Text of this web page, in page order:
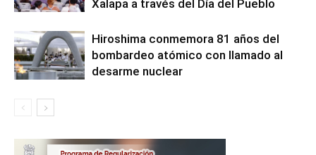
Xalapa a través del Día del Pueblo
Hiroshima conmemora 81 años del
bombardeo atómico con llamado al
desarme nuclear